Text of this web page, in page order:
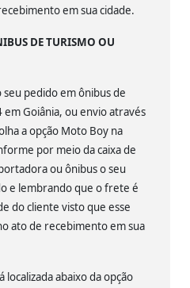
em sua cidade.
DE TURISMO OU
seu pedido em ônibus de
Goiânia, ou envio através
a opção Moto Boy na
por meio da caixa de
ou ônibus o seu
e lembrando que o frete é
do cliente visto que esse
ato de recebimento em sua
localizada abaixo da opção